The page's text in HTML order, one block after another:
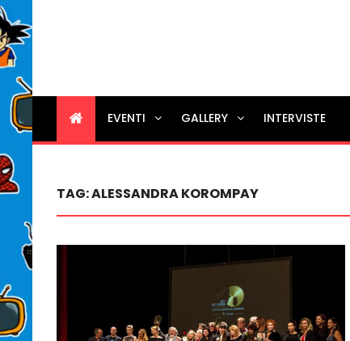
EVENTI GALLERY INTERVISTE
TAG:ALESSANDRA KOROMPAY